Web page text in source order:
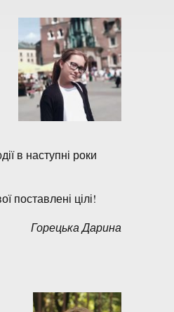
в наступні роки
поставлені цілі!
Горецька Дарина